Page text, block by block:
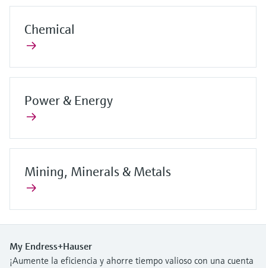
Chemical
Power & Energy
Mining, Minerals & Metals
My Endress+Hauser
¡Aumente la eficiencia y ahorre tiempo valioso con una cuenta